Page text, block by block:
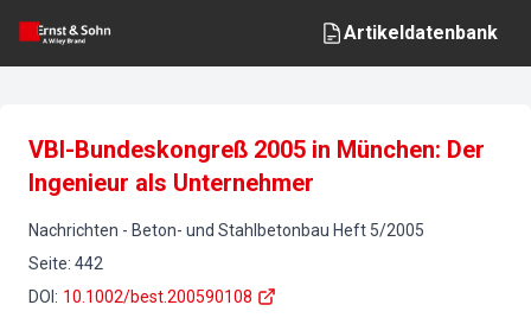
Artikeldatenbank
VBI-Bundeskongreß 2005 in München: Der
Ingenieur als Unternehmer
Nachrichten - Beton- und Stahlbetonbau Heft 5/2005
Seite: 442
DOI : 10.1002/best.200590108